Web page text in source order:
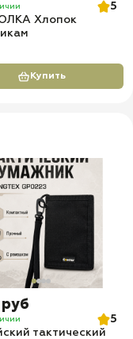
5
Хлопок
Купить
руб
5
тактический